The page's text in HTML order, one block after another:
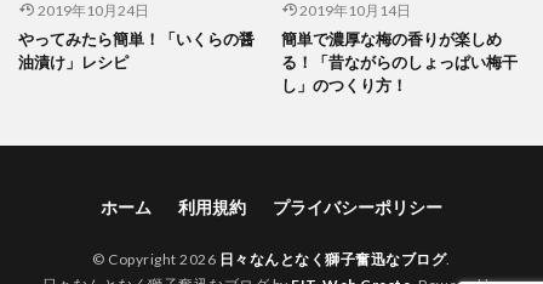
2019年10月24日
やってみたら簡単！「いくらの醤
油漬け」レシピ
2019年10月14日
簡単で濃厚な梅の香りが楽しめ
る！「昔ながらのしょっぱい梅干
し」のつくり方！
ホーム 利用規約 プライバシーポリシー
© Copyright 2026 日々なんとなく獅子奮迅なブログ.